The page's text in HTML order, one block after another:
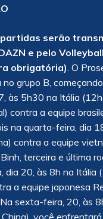
serão
e pelo
obrigatória). O
no grupo B,
às 5h30 na Itália
contra a equipe
na quarta-feira, dia
contra a equipe
terceira e última
dia 20, às 8h na Itália
a equipe japonesa
sexta-feira, 20, às
você enfrentará